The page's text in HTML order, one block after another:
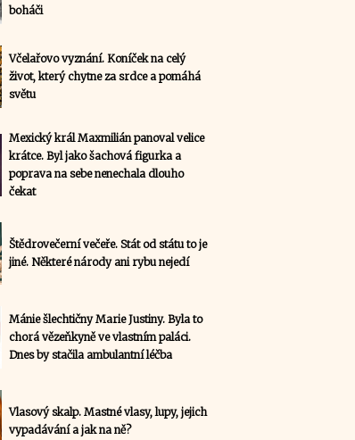
boháči
Včelařovo vyznání. Koníček na celý
život, který chytne za srdce a pomáhá
světu
Mexický král Maxmilián panoval velice
krátce. Byl jako šachová figurka a
poprava na sebe nenechala dlouho
čekat
Štědrovečerní večeře. Stát od státu to je
jiné. Některé národy ani rybu nejedí
Mánie šlechtičny Marie Justiny. Byla to
chorá vězeňkyně ve vlastním paláci.
Dnes by stačila ambulantní léčba
Vlasový skalp. Mastné vlasy, lupy, jejich
vypadávání a jak na ně?